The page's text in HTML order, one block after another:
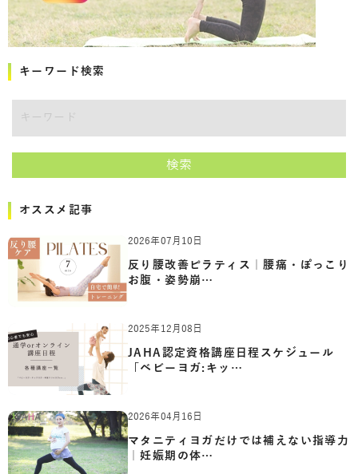
キーワード検索
検索
オススメ記事
2026年07月10日
反り腰改善ピラティス｜腰痛・ぽっこり
お腹・姿勢崩…
2025年12月08日
JAHA認定資格講座日程スケジュール
「ベビーヨガ:キッ…
2026年04月16日
マタニティヨガだけでは補えない指導力
｜妊娠期の体…